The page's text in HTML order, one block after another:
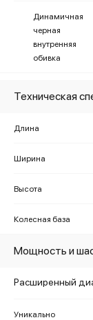
Динамичная
черная
внутренняя
обивка
Техническая
Длина
Ширина
Высота
Колесная база
Мощность и
Расширенный
Уникально